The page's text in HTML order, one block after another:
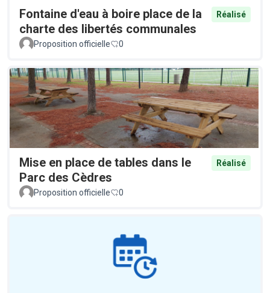
Fontaine d'eau à boire place de la
charte des libertés communales
Réalisé
Proposition officielle 0
Mise en place de tables dans le
Parc des Cèdres
Réalisé
Proposition officielle 0